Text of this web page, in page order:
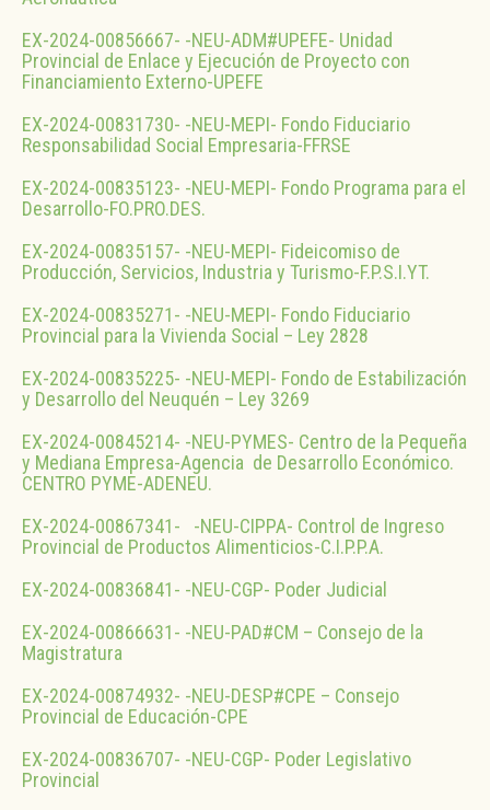
EX-2024-00856667- -NEU-ADM#UPEFE- Unidad
Provincial de Enlace y Ejecución de Proyecto con
Financiamiento Externo-UPEFE
EX-2024-00831730- -NEU-MEPI- Fondo Fiduciario
Responsabilidad Social Empresaria-FFRSE
EX-2024-00835123- -NEU-MEPI- Fondo Programa para el
Desarrollo-FO.PRO.DES.
EX-2024-00835157- -NEU-MEPI- Fideicomiso de
Producción, Servicios, Industria y Turismo-F.P.S.I.YT.
EX-2024-00835271- -NEU-MEPI- Fondo Fiduciario
Provincial para la Vivienda Social – Ley 2828
EX-2024-00835225- -NEU-MEPI- Fondo de Estabilización
y Desarrollo del Neuquén – Ley 3269
EX-2024-00845214- -NEU-PYMES- Centro de la Pequeña
y Mediana Empresa-Agencia de Desarrollo Económico.
CENTRO PYME-ADENEU.
EX-2024-00867341- -NEU-CIPPA- Control de Ingreso
Provincial de Productos Alimenticios-C.I.P.P.A.
EX-2024-00836841- -NEU-CGP- Poder Judicial
EX-2024-00866631- -NEU-PAD#CM – Consejo de la
Magistratura
EX-2024-00874932- -NEU-DESP#CPE – Consejo
Provincial de Educación-CPE
EX-2024-00836707- -NEU-CGP- Poder Legislativo
Provincial